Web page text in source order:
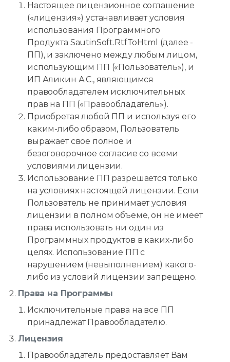
Настоящее лицензионное соглашение
(«лицензия») устанавливает условия
использования Программного
Продукта SautinSoft.RtfToHtml (далее -
ПП), и заключено между любым лицом,
использующим ПП («Пользователь»), и
ИП Аликин А.С., являющимся
правообладателем исключительных
прав на ПП («Правообладатель»).
Приобретая любой ПП и используя его
каким-либо образом, Пользователь
выражает свое полное и
безоговорочное согласие со всеми
условиями лицензии.
Использование ПП разрешается только
на условиях настоящей лицензии. Если
Пользователь не принимает условия
лицензии в полном объеме, он не имеет
права использовать ни один из
Программных продуктов в каких-либо
целях. Использование ПП с
нарушением (невыполнением) какого-
либо из условий лицензии запрещено.
Права на Программы
Исключительные права на все ПП
принадлежат Правообладателю.
Лицензия
Правообладатель предоставляет Вам